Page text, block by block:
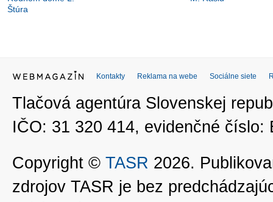
Štúra
Kontakty Reklama na webe Sociálne siete
Tlačová agentúra Slovenskej
IČO: 31 320 414, evidenčné číslo:
Copyright © TASR 2026.
zdrojov TASR je bez